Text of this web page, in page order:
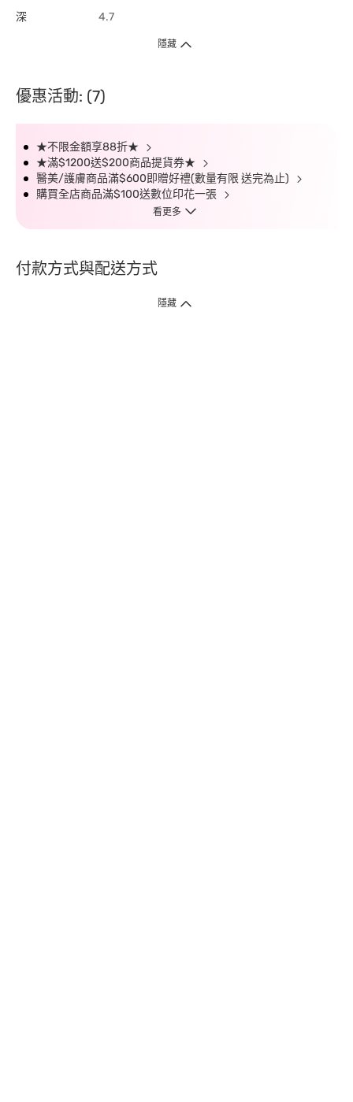
深 4.7
隱藏
優惠活動: (7)
★不限金額享88折★
★滿$1200送$200商品提貨券★
醫美/護膚商品滿$600即贈好禮(數量有限 送完為止)
購買全店商品滿$100送數位印花一張
看更多
付款方式與配送方式
隱藏